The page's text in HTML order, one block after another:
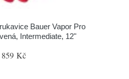
Bauer Vapor Pro
Intermediate, 12"
Kč